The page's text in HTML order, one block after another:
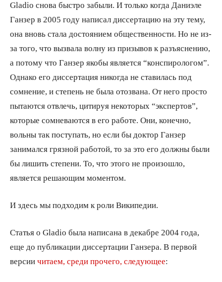
Gladio снова быстро забыли. И только когда Даниэле
Ганзер в 2005 году написал диссертацию на эту тему,
она вновь стала достоянием общественности. Но не из-
за того, что вызвала волну из призывов к разъяснению,
а потому что Ганзер якобы является “конспирологом”.
Однако его диссертация никогда не ставилась под
сомнение, и степень не была отозвана. От него просто
пытаются отвлечь, цитируя некоторых “экспертов”,
которые сомневаются в его работе. Они, конечно,
вольны так поступать, но если бы доктор Ганзер
занимался грязной работой, то за это его должны были
бы лишить степени. То, что этого не произошло,
является решающим моментом.
И здесь мы подходим к роли Википедии.
Статья о Gladio была написана в декабре 2004 года,
еще до публикации диссертации Ганзера. В первой
версии читаем, среди прочего, следующее: